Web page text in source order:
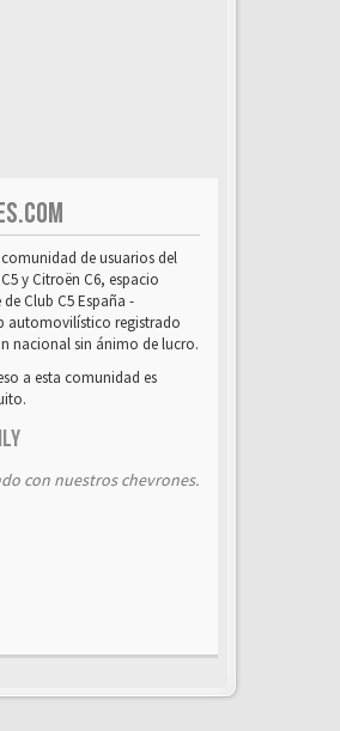
de usuarios del
y Citroën C6, espacio
Club C5 España -
automovilístico registrado
nacional sin ánimo de lucro.
a esta comunidad es
con nuestros chevrones.